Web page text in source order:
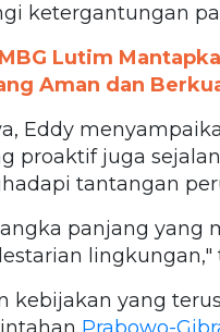
ketergantungan
Lutim
Aman dan
Eddy
proaktif juga
tantangan
panjang yang
lingkungan,"
kebijakan yang